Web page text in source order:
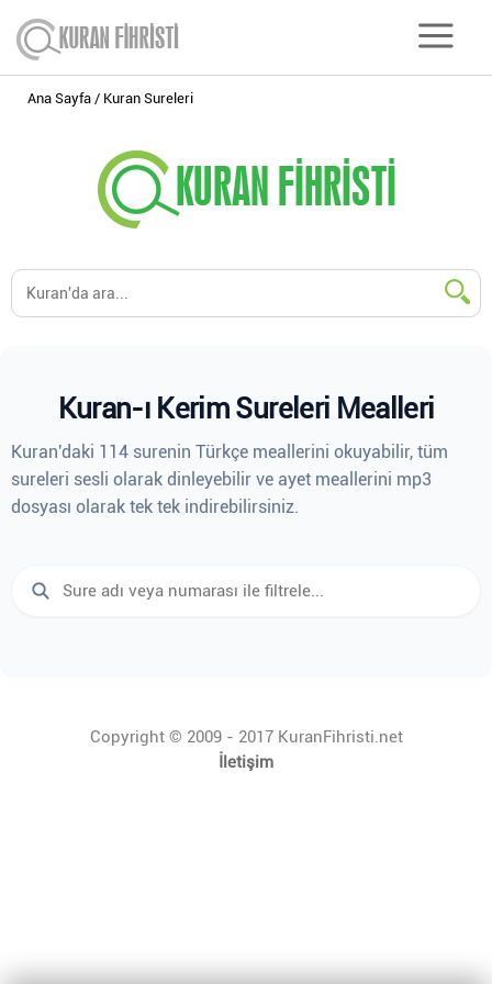
Ana Sayfa Kuran Sureleri
Kuran-ı Kerim Sureleri Mealleri
Kuran'daki 114 surenin Türkçe meallerini okuyabilir, tüm
sureleri sesli olarak dinleyebilir ve ayet meallerini mp3
dosyası olarak tek tek indirebilirsiniz.
Copyright © 2009 - 2017 KuranFihristi.net
İletişim